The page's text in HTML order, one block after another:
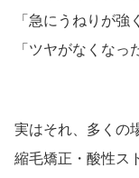
「急にうねりが強
「ツヤがなくなっ
実はそれ、多くの
縮毛矯正・酸性ス